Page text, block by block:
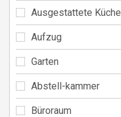
Ausgestattete Küche
Aufzug
Garten
Abstell-kammer
Büroraum